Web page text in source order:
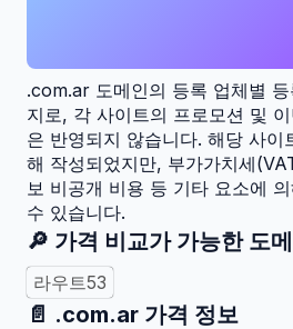
.com.ar 도메인의 등록 업체별
지로, 각 사이트의 프로모션 및
은 반영되지 않습니다. 해당 사이
해 작성되었지만, 부가가치세
보 비공개 비용 등 기타 요소에
수 있습니다.
🔎 가격 비교가 가능한 도
라우트53
📄 .com.ar 가격 정보